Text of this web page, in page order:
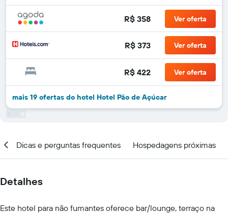
R$ 358 Ver oferta
R$ 373 Ver oferta
R$ 422 Ver oferta
mais 19 ofertas do hotel Hotel Pão de Açúcar
Dicas e perguntas frequentes Hospedagens próximas
Detalhes
Este hotel para não fumantes oferece bar/lounge, terraço na